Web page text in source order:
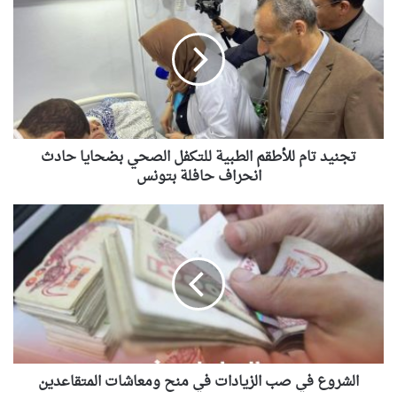
للأطقم
الطبية
للتكفل
الصحي
بضحايا
حادث
انحراف
تجنيد تام للأطقم الطبية للتكفل الصحي بضحايا حادث
انحراف حافلة بتونس
الشروع
في
صب
الزيادات
في
منح
ومعاشات
المتقاعدين
الشروع في صب الزيادات في منح ومعاشات المتقاعدين